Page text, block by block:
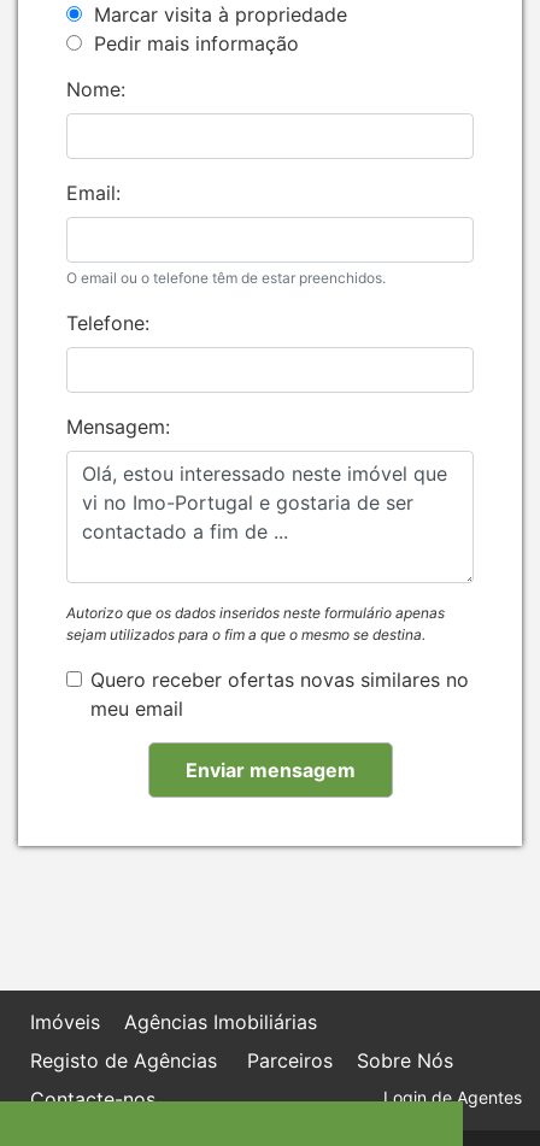
Marcar visita à propriedade
Pedir mais informação
Nome:
Email:
O email ou o telefone têm de estar preenchidos.
Telefone:
Mensagem:
Autorizo que os dados inseridos neste formulário apenas
sejam utilizados para o fim a que o mesmo se destina.
Quero receber ofertas novas similares no
meu email
Imóveis
Agências Imobiliárias
Registo de Agências
Parceiros
Sobre Nós
Contacte-nos
Login de Agentes